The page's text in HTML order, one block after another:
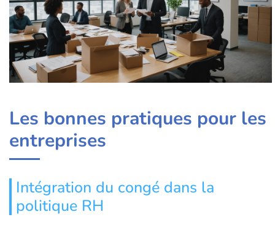
Les bonnes pratiques pour les
entreprises
Intégration du congé dans la
politique RH